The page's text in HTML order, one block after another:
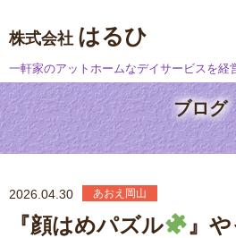
株式会社 はるひ
一軒家のアットホームなデイサービスを経
ブログ
2026.04.30 あおえ岡山
『顔はめパズル 』